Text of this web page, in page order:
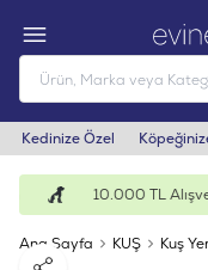
Kedinize Özel
10.000 TL
Ana Sayfa KUŞ Kuş